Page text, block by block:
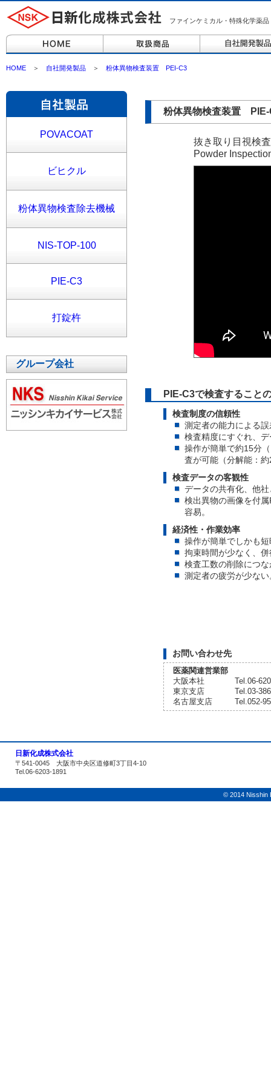
ファインケミカル・特殊化学薬
HOME ＞ 自社開発製品 ＞ 粉体異物検査装置 PEI-C3
POVACOAT
ビヒクル
粉体異物検査除去機械
NIS-TOP-100
PIE-C3
打錠杵
グループ会社
粉体異物検査装置 PIE-
抜き取り目視検
Powder
PIE-C3で検査すること
検査制度の信頼性
測定者の能力による
検査精度にすぐれ、
操作が簡単で約15分
査が可能（分解能：
検査データの客観性
データの共有化、他
検出異物の画像を付
容易。
経済性・作業効率
操作が簡単でしかも
拘束時間が少なく、
検査工数の削除につ
測定者の疲労が少ない
お問い合わせ先
医薬関連営業部
大阪本社
Tel.06-
東京支店
Tel.03-
名古屋支店
Tel.052-
日新化成株式会社
〒541-0045 大阪市中央区道修町3丁目4-10
Tel.06-6203-1891
© 2014 Nisshin